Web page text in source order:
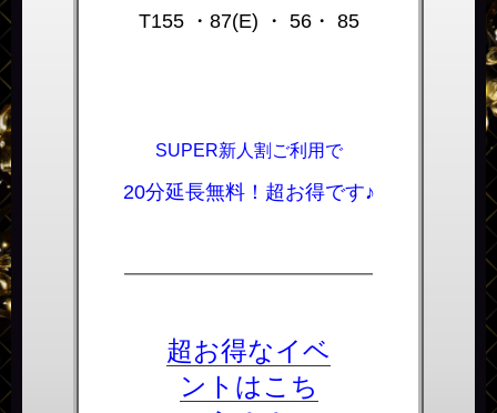
T155 ・87(E) ・ 56・ 85
SUPER新人割ご利用で
20分延長無料！超お得です♪
――――――――――――――
超お得なイベ
ントはこち